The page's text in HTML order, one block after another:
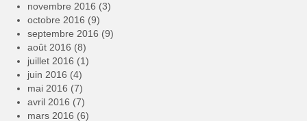
novembre 2016 (3)
octobre 2016 (9)
septembre 2016 (9)
août 2016 (8)
juillet 2016 (1)
juin 2016 (4)
mai 2016 (7)
avril 2016 (7)
mars 2016 (6)